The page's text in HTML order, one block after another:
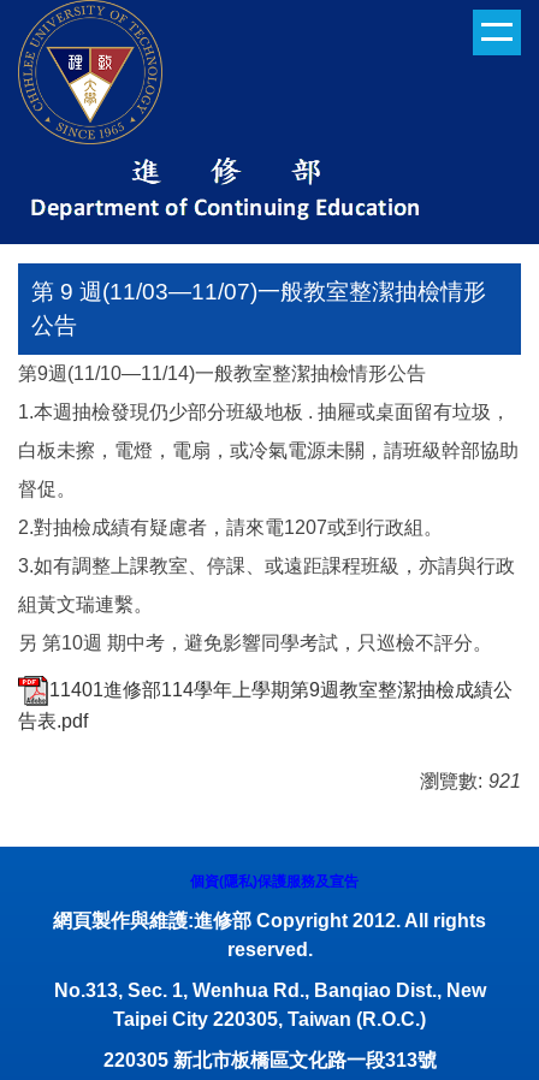
到
主
要
第 9 週(11/03—11/07)一般教室整潔抽檢情形
公告
第9週(11/10—11/14)一般教室整潔抽檢情形公告
1.本週抽檢發現仍少部分班級地板 . 抽屜或桌面留有垃圾，
白板未擦，電燈，電扇，或冷氣電源未關，請班級幹部協助
督促。
2.對抽檢成績有疑慮者，請來電1207或到行政組。
3.如有調整上課教室、停課、或遠距課程班級，亦請與行政
組黃文瑞連繫。
另 第10週 期中考，避免影響同學考試，只巡檢不評分。
11401進修部114學年上學期第9週教室整潔抽檢成績公
告表.pdf
瀏覽數: 921
個資(隱私)保護服務及宣告
網頁製作與維護:進修部 Copyright 2012. All rights
reserved.
No.313, Sec. 1, Wenhua Rd., Banqiao Dist., New
Taipei City 220305, Taiwan (R.O.C.)
220305 新北市板橋區文化路一段313號